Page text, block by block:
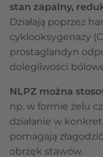
stan zapalny,
Działają poprzez
cyklooksygenazy
prostaglandyn
dolegliwości
NLPZ można
np. w formie żelu
działanie w
pomagają
obrzęk stawów.